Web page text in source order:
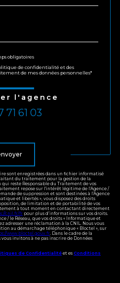
obligatoires
de confidentialité et des
de mes données personnelles*
l'agence
71 61 03
sont enregistrées dans un fichier informatisé
du traitement pour la gestion de la
reste Responsable du Traitement de vos
repose sur l'intérêt légitime de l'Agence /
de suppression et sont destinées à l'Agence
et libertés », vous disposez des droits
de limitation et de portabilité de vos
à tout moment en contactant directement
cnil.fr/fr pour plus d’informations sur vos droits.
/ le Réseau, que vos droits « Informatique et
adresser une réclamation à la CNIL. Nous vous
au démarchage téléphonique « Bloctel », sur
www.bloctel.gouv.fr . Dans le cadre de la
invitons à ne pas inscrire de Données
de Confidentialité et es Conditions